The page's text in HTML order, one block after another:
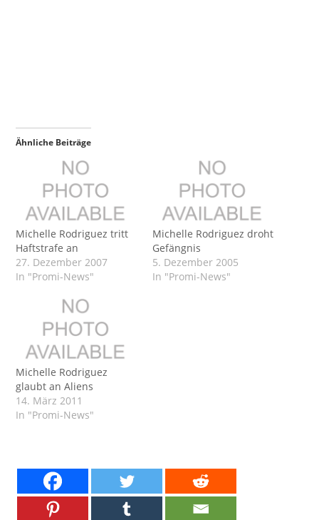
Ähnliche Beiträge
Michelle Rodriguez tritt
Haftstrafe an
27. Dezember 2007
In "Promi-News"
Michelle Rodriguez droht
Gefängnis
5. Dezember 2005
In "Promi-News"
Michelle Rodriguez
glaubt an Aliens
14. März 2011
In "Promi-News"